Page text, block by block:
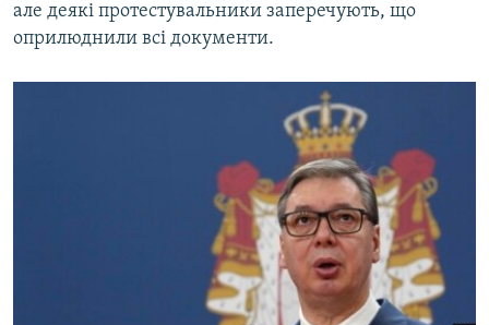
але деякі протестувальники заперечують, що
оприлюднили всі документи.